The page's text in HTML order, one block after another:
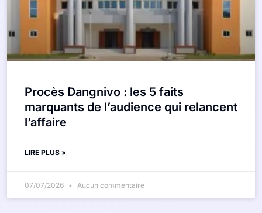
Procès Dangnivo : les 5 faits
marquants de l’audience qui relancent
l’affaire
LIRE PLUS »
07/07/2026 Aucun commentaire